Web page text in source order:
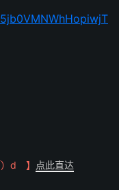
）d 】 点此直达